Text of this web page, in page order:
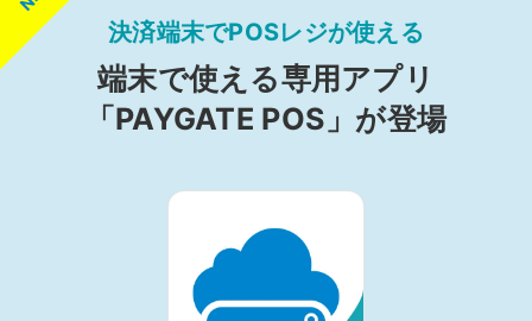
決済端末でPOSレジが使える
端末で使える専用アプリ
「PAYGATE POS」が登場